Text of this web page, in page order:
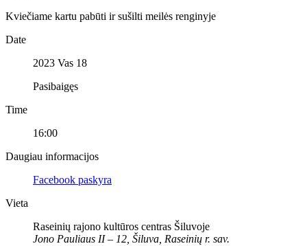
Kviečiame kartu pabūti ir sušilti meilės renginyje
Date
2023 Vas 18
Pasibaigęs
Time
16:00
Daugiau informacijos
Facebook paskyra
Vieta
Raseinių rajono kultūros centras Šiluvoje
Jono Pauliaus II – 12, Šiluva, Raseinių r. sav.